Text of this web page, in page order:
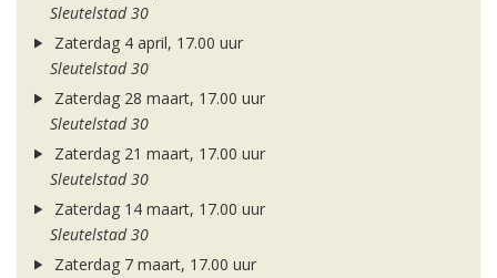
Sleutelstad 30
Zaterdag 4 april, 17.00 uur
Sleutelstad 30
Zaterdag 28 maart, 17.00 uur
Sleutelstad 30
Zaterdag 21 maart, 17.00 uur
Sleutelstad 30
Zaterdag 14 maart, 17.00 uur
Sleutelstad 30
Zaterdag 7 maart, 17.00 uur